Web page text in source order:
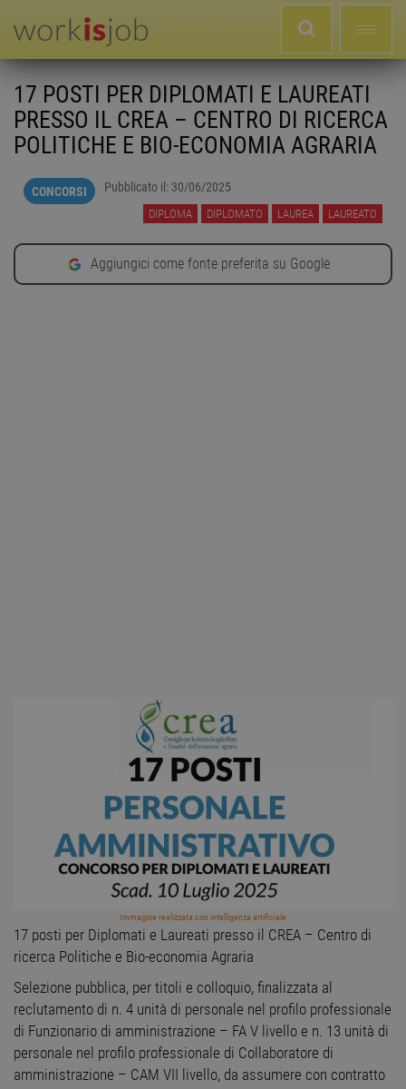
17 POSTI PER DIPLOMATI E LAUREATI
PRESSO IL CREA – CENTRO DI RICERCA
POLITICHE E BIO-ECONOMIA AGRARIA
CONCORSI Pubblicato il: 30/06/2025
DIPLOMA DIPLOMATO LAUREA LAUREATO
Aggiungici come fonte preferita su Google
Immagine realizzata con intelligenza artificiale
17 posti per Diplomati e Laureati presso il CREA – Centro di
ricerca Politiche e Bio-economia Agraria
Selezione pubblica, per titoli e colloquio, finalizzata al
reclutamento di n. 4 unità di personale nel profilo professionale
di Funzionario di amministrazione – FA V livello e n. 13 unità di
personale nel profilo professionale di Collaboratore di
amministrazione – CAM VII livello, da assumere con contratto